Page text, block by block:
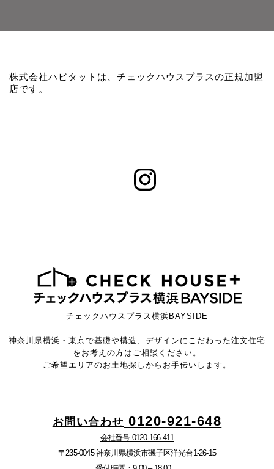
株式会社ハビタットは、チェックハウスプラスの正規加盟
店です。
チェックハウスプラス横浜BAYSIDE
神奈川県横浜・東京で基礎や構造、デザインにこだわった注文住宅
をお考えの方はご相談ください。
ご希望エリアのお土地探しからお手伝いします。
お問い合わせ 0120-921-648
会社番号 0120-166-411
〒235-0045 神奈川県横浜市磯子区洋光台1-26-15